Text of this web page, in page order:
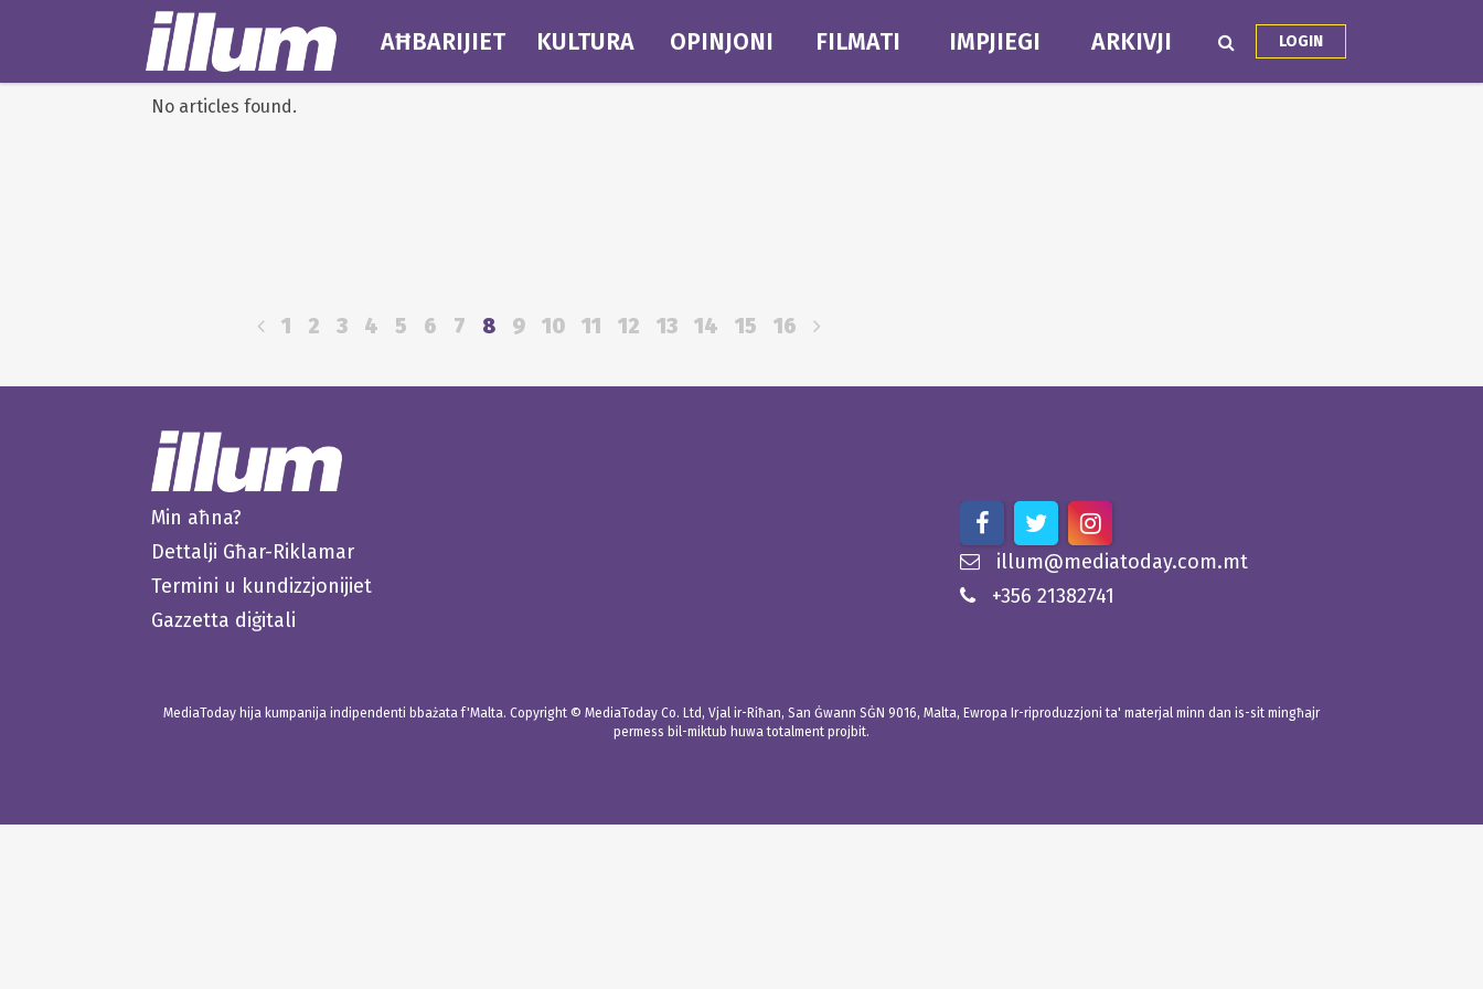
AĦBARIJIET KULTURA OPINJONI FILMATI IMPJIEGI ARKIVJI LOGIN
No articles found.
1 2 3 4 5 6 7 8 9 10 11 12 13 14 15 16
Min aħna?
Dettalji Għar-Riklamar
Termini u kundizzjonijiet
Gazzetta diġitali
illum@mediatoday.com.mt
+356 21382741
MediaToday hija kumpanija indipendenti bbażata f'Malta. Copyright © MediaToday Co. Ltd, Vjal ir-Riħan, San Ġwann SĠN 9016, Malta, Ewropa Ir-riproduzzjoni ta' materjal minn dan is-sit mingħajr
permess bil-miktub huwa totalment projbit.